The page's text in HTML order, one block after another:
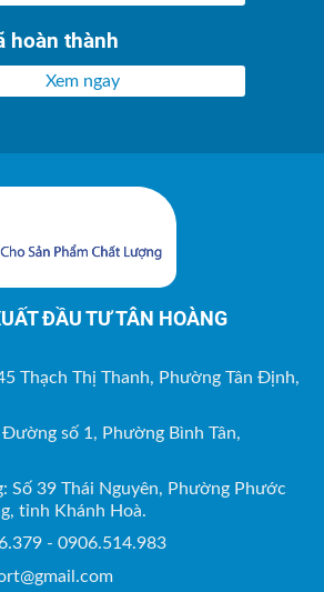
hoàn thành
Xem ngay
ĐẦU TƯ TÂN HOÀNG
Thạch Thị Thanh, Phường Tân Định,
số 1, Phường Bình Tân,
Số 39 Thái Nguyên, Phường Phước
tỉnh Khánh Hoà.
- 0906.514.983